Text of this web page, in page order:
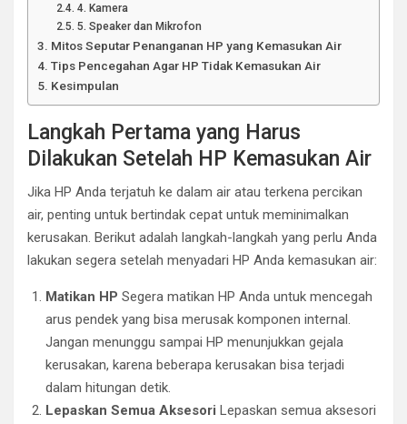
4. Kamera
5. Speaker dan Mikrofon
Mitos Seputar Penanganan HP yang Kemasukan Air
Tips Pencegahan Agar HP Tidak Kemasukan Air
Kesimpulan
Langkah Pertama yang Harus
Dilakukan Setelah HP Kemasukan Air
Jika HP Anda terjatuh ke dalam air atau terkena percikan
air, penting untuk bertindak cepat untuk meminimalkan
kerusakan. Berikut adalah langkah-langkah yang perlu Anda
lakukan segera setelah menyadari HP Anda kemasukan air:
Matikan HP Segera matikan HP Anda untuk mencegah
arus pendek yang bisa merusak komponen internal.
Jangan menunggu sampai HP menunjukkan gejala
kerusakan, karena beberapa kerusakan bisa terjadi
dalam hitungan detik.
Lepaskan Semua Aksesori Lepaskan semua aksesori